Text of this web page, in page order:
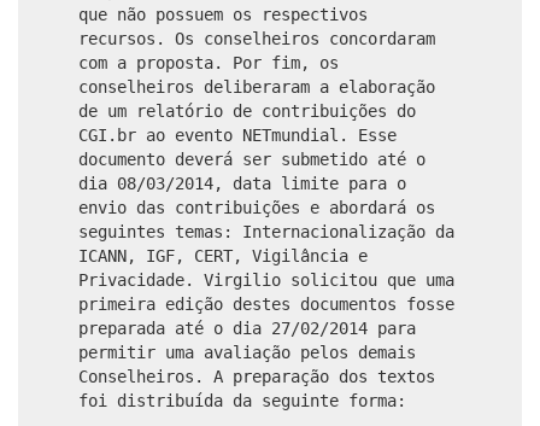
que não possuem os respectivos
recursos. Os conselheiros concordaram
com a proposta. Por fim, os
conselheiros deliberaram a elaboração
de um relatório de contribuições do
CGI.br ao evento NETmundial. Esse
documento deverá ser submetido até o
dia 08/03/2014, data limite para o
envio das contribuições e abordará os
seguintes temas: Internacionalização da
ICANN, IGF, CERT, Vigilância e
Privacidade. Virgilio solicitou que uma
primeira edição destes documentos fosse
preparada até o dia 27/02/2014 para
permitir uma avaliação pelos demais
Conselheiros. A preparação dos textos
foi distribuída da seguinte forma: